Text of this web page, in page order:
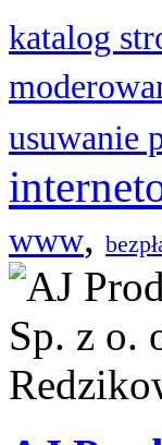
katalog
usuwanie
www,